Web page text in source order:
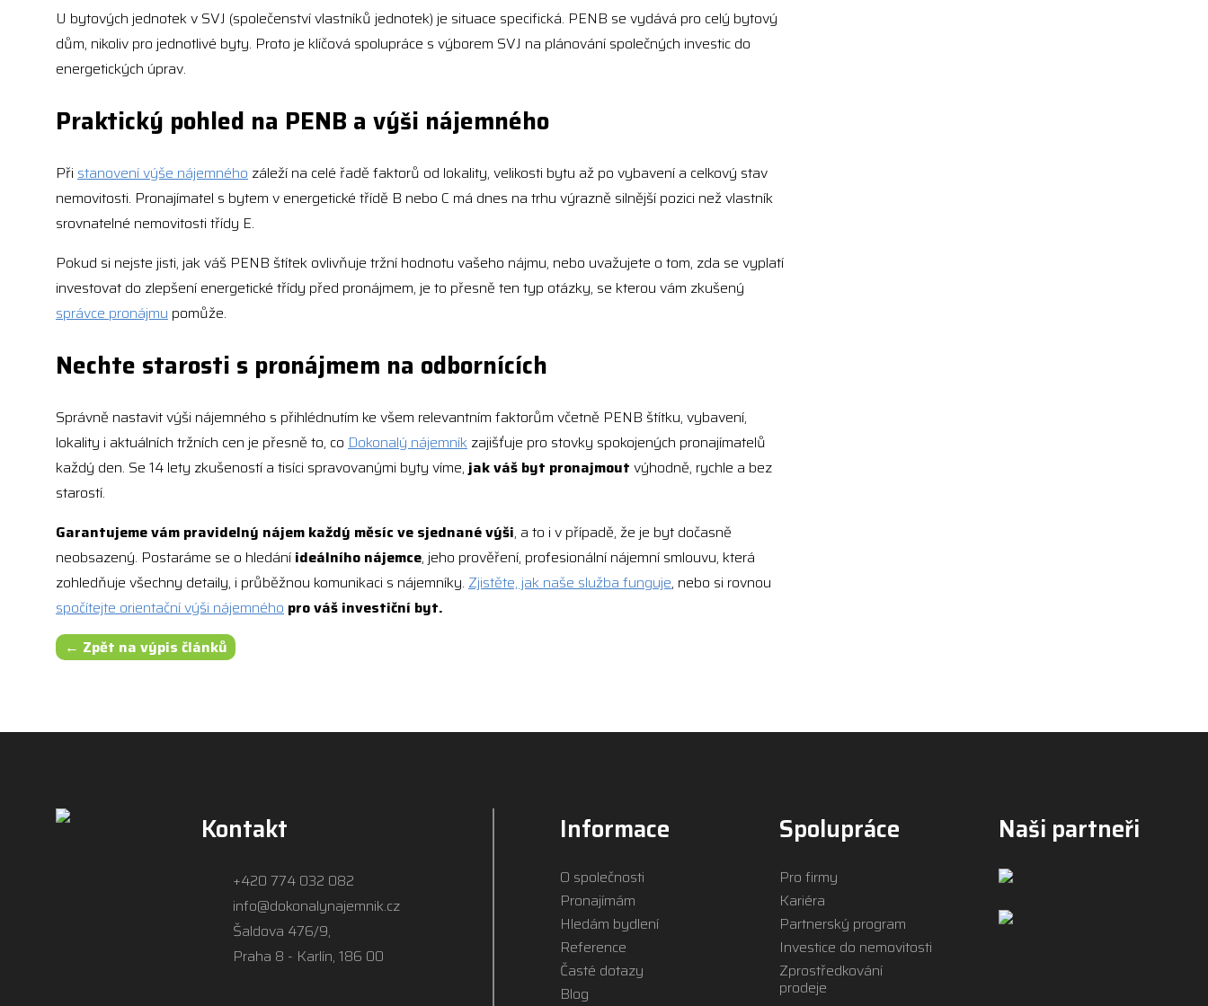
U bytových jednotek v SVJ (společenství vlastníků jednotek) je situace specifická. PENB se vydává pro celý bytový
dům, nikoliv pro jednotlivé byty. Proto je klíčová spolupráce s výborem SVJ na plánování společných investic do
energetických úprav.
Praktický pohled na PENB a výši nájemného
Při stanovení výše nájemného záleží na celé řadě faktorů od lokality, velikosti bytu až po vybavení a celkový stav
nemovitosti. Pronajímatel s bytem v energetické třídě B nebo C má dnes na trhu výrazně silnější pozici než vlastník
srovnatelné nemovitosti třídy E.
Pokud si nejste jisti, jak váš PENB štítek ovlivňuje tržní hodnotu vašeho nájmu, nebo uvažujete o tom, zda se vyplatí
investovat do zlepšení energetické třídy před pronájmem, je to přesně ten typ otázky, se kterou vám zkušený
správce pronájmu pomůže.
Nechte starosti s pronájmem na odbornících
Správně nastavit výši nájemného s přihlédnutím ke všem relevantním faktorům včetně PENB štítku, vybavení,
lokality i aktuálních tržních cen je přesně to, co Dokonalý nájemník zajišťuje pro stovky spokojených pronajímatelů
každý den. Se 14 lety zkušeností a tisíci spravovanými byty víme,jak váš byt pronajmout výhodně, rychle a bez
starostí.
Garantujeme vám pravidelný nájem každý měsíc ve sjednané výši, a to i v případě, že je byt dočasně
neobsazený. Postaráme se o hledání ideálního nájemce, jeho prověření, profesionální nájemní smlouvu, která
zohledňuje všechny detaily, i průběžnou komunikaci s nájemníky. Zjistěte, jak naše služba funguje, nebo si rovnou
spočítejte orientační výši nájemného pro váš investiční byt.
← Zpět na výpis článků
Kontakt
+420 774 032 082
info@dokonalynajemnik.cz
Šaldova 476/9,
Praha 8 - Karlín, 186 00
Informace
O společnosti
Pronajímám
Hledám bydlení
Reference
Časté dotazy
Blog
Spolupráce
Pro firmy
Kariéra
Partnerský program
Investice do nemovitosti
Zprostředkování
prodeje
Naši partneři